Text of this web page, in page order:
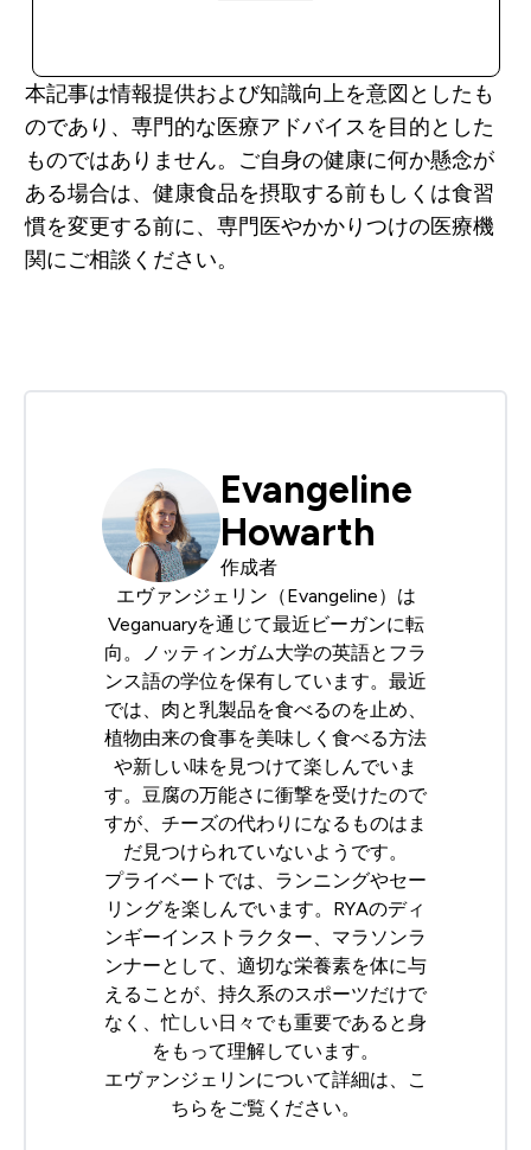
本記事は情報提供および知識向上を意図としたも
のであり、専門的な医療アドバイスを目的とした
ものではありません。ご自身の健康に何か懸念が
ある場合は、健康食品を摂取する前もしくは食習
慣を変更する前に、専門医やかかりつけの医療機
関にご相談ください。
Evangeline
Howarth
作成者
エヴァンジェリン（Evangeline）は
Veganuaryを通じて最近ビーガンに転
向。ノッティンガム大学の英語とフラ
ンス語の学位を保有しています。最近
では、肉と乳製品を食べるのを止め、
植物由来の食事を美味しく食べる方法
や新しい味を見つけて楽しんでいま
す。豆腐の万能さに衝撃を受けたので
すが、チーズの代わりになるものはま
だ見つけられていないようです。
プライベートでは、ランニングやセー
リングを楽しんでいます。 RYAのディ
ンギーインストラクター、マラソンラ
ンナーとして、適切な栄養素を体に与
えることが、持久系のスポーツだけで
なく、忙しい日々でも重要であると身
をもって理解しています。
エヴァンジェリンについて詳細は、
こ
ちら をご覧ください。